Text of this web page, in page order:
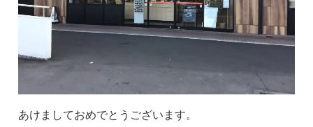
あけましておめでとうございます。